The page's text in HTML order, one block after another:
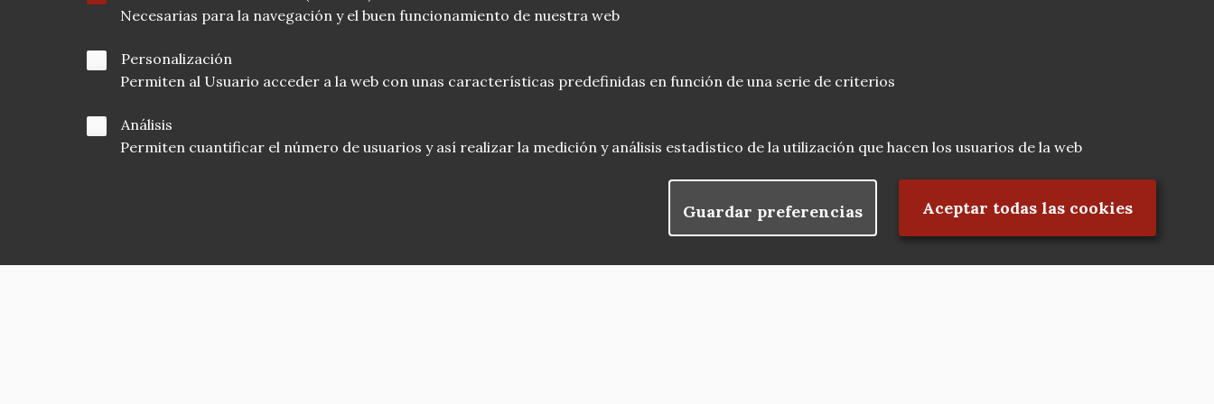
Necesarias para la navegación y el buen funcionamiento de nuestra web
Personalización
Permiten al Usuario acceder a la web con unas características predefinidas en función de una serie de criterios
Análisis
Permiten cuantificar el número de usuarios y así realizar la medición y análisis estadístico de la utilización que hacen los usuarios de la web
Guardar preferencias Aceptar todas las cookies
Rechazar el consentimiento